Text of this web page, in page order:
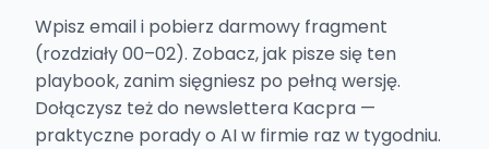
Wpisz email i pobierz darmowy fragment
(rozdziały 00–02). Zobacz, jak pisze się ten
playbook, zanim sięgniesz po pełną wersję.
Dołączysz też do newslettera Kacpra —
praktyczne porady o AI w firmie raz w tygodniu.